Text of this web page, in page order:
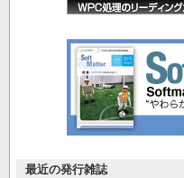
最近の発行雑誌